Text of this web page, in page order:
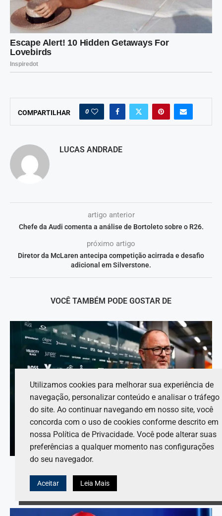
COMPARTILHAR 0
LUCAS ANDRADE
artigo anterior
Chefe da Audi comenta a análise de Bortoleto sobre o R26.
próximo artigo
Diretor da McLaren antecipa competição acirrada e desafio
adicional em Silverstone.
VOCÊ TAMBÉM PODE GOSTAR DE
na F1.
Utilizamos cookies para melhorar sua experiência de
navegação, personalizar conteúdo e analisar o tráfego
do site. Ao continuar navegando em nosso site, você
concorda com o uso de cookies conforme descrito em
nossa Política de Privacidade. Você pode alterar suas
preferências a qualquer momento nas configurações
do seu navegador.
Aceitar Leia Mais